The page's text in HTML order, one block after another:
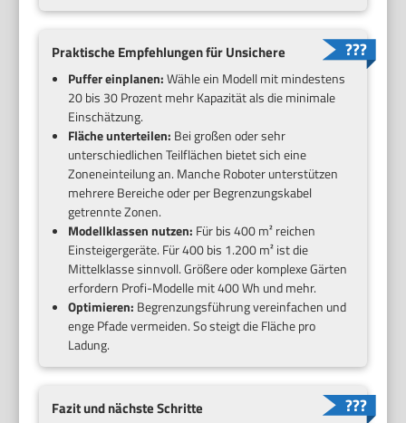
Praktische Empfehlungen für Unsichere
Puffer einplanen:Wähle ein Modell mit mindestens
20 bis 30 Prozent mehr Kapazität als die minimale
Einschätzung.
Fläche unterteilen: Bei großen oder sehr
unterschiedlichen Teilflächen bietet sich eine
Zoneneinteilung an. Manche Roboter unterstützen
mehrere Bereiche oder per Begrenzungskabel
getrennte Zonen.
Modellklassen nutzen: Für bis 400 m² reichen
Einsteigergeräte. Für 400 bis 1.200 m² ist die
Mittelklasse sinnvoll. Größere oder komplexe Gärten
erfordern Profi-Modelle mit 400 Wh und mehr.
Optimieren: Begrenzungsführung vereinfachen und
enge Pfade vermeiden. So steigt die Fläche pro
Ladung.
Fazit und nächste Schritte